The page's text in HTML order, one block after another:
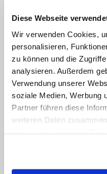
Diese Webseite
Wir verwenden Cookies,
personalisieren,
zu können und die
analysieren. Außerdem
Verwendung unserer
soziale Medien, Werbung
Partner führen diese
weiteren Daten
benennen. Das
des Konzils
Katechismus von
Romanum" von
es, "anstößige
sowie die "von
seien zu
Namen von
Pflicht
entsprechende